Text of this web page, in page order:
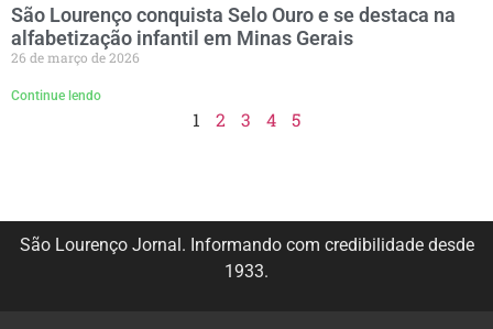
São Lourenço conquista Selo Ouro e se destaca na
alfabetização infantil em Minas Gerais
26 de março de 2026
Continue lendo
1 2 3 4 5
São Lourenço Jornal. Informando com credibilidade desde
1933.